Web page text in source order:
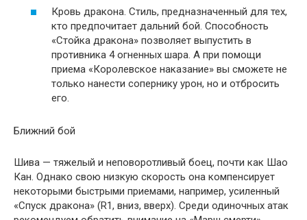
Кровь дракона. Стиль, предназначенный для тех,
кто предпочитает дальний бой. Способность
«Стойка дракона» позволяет выпустить в
противника 4 огненных шара. А при помощи
приема «Королевское наказание» вы сможете не
только нанести сопернику урон, но и отбросить
его.
Ближний бой
Шива — тяжелый и неповоротливый боец, почти как Шао
Кан. Однако свою низкую скорость она компенсирует
некоторыми быстрыми приемами, например, усиленный
«Спуск дракона» (R1, вниз, вверх). Среди одиночных атак